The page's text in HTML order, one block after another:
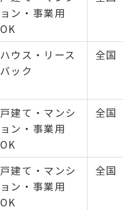
ョン・事業用
OK
ハウス・リース
バック
全国
戸建て・マンシ
ョン・事業用
OK
全国
戸建て・マンシ
ョン・事業用
OK
全国